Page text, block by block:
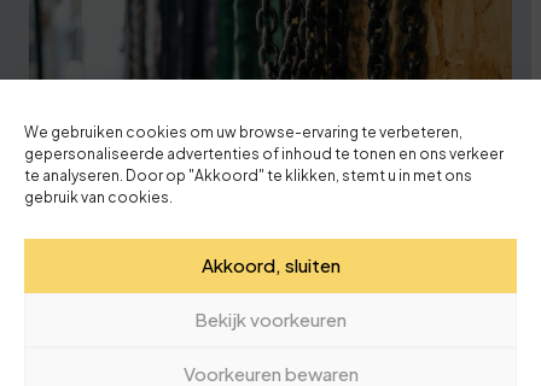
We gebruiken cookies om uw browse-ervaring te verbeteren,
gepersonaliseerde advertenties of inhoud te tonen en ons verkeer
te analyseren. Door op "Akkoord" te klikken, stemt u in met ons
gebruik van cookies.
Akkoord, sluiten
Bekijk voorkeuren
Voorkeuren bewaren
Hijsongeval Lochem